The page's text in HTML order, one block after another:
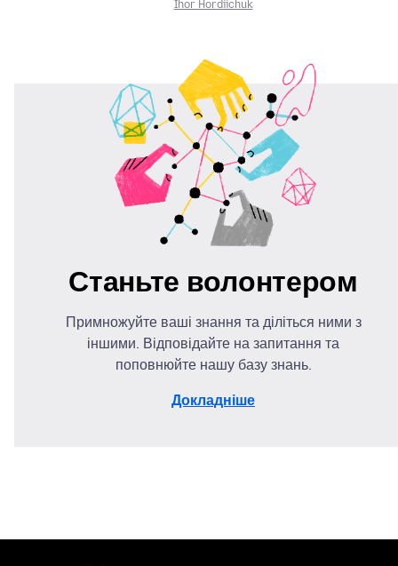
Ihor Hordiichuk
Станьте волонтером
Примножуйте ваші знання та діліться ними з
іншими. Відповідайте на запитання та
поповнюйте нашу базу знань.
Докладніше